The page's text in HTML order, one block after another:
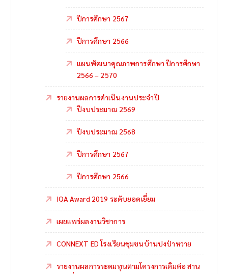
ปีการศึกษา 2567
ปีการศึกษา 2566
แผนพัฒนาคุณภาพการศึกษา ปีการศึกษา
2566 – 2570
รายงานผลการดำเนินงานประจำปี
ปีงบประมาณ 2569
ปีงบประมาณ 2568
ปีการศึกษา 2567
ปีการศึกษา 2566
IQA Award 2019 ระดับยอดเยี่ยม
เผยแพร่ผลงานวิชาการ
CONNEXT ED โรงเรียนชุมชนบ้านปงป่าหวาย
รายงานผลการระดมทุนตามโครงการเติมต่อ สาน